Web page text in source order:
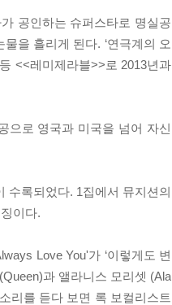
공인하는 슈퍼스타로 명실공
을 흘리게 된다. ‘연극계의 오
<<레미제라블>>로 2013년과
으로 영국과 미국을 넘어 자신
수록되었다. 1집에서 뮤지션의
이다.
Love You'가 ‘이렇게도 변
과 앨라니스 모리셋 (Ala
리를 듣다 보면 록 보컬리스트